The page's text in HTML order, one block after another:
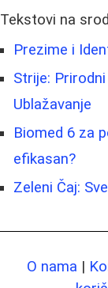
Tekstovi na
Prezime i
Strije:
Ublažavanje
Biomed 6 za
efikasan?
Zeleni Čaj:
O nama |